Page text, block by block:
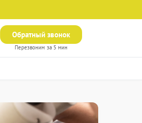
Обратный звонок
Перезвоним за 5 мин